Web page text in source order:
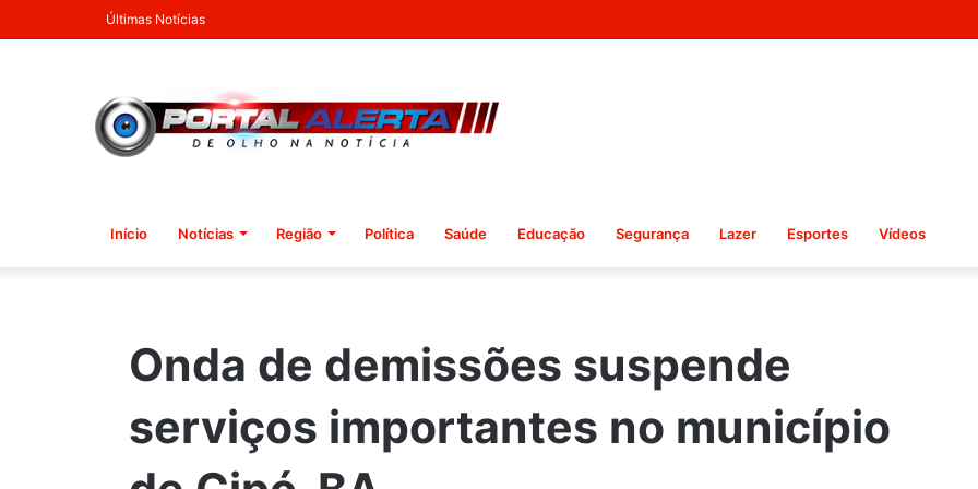
Últimas Notícias
Início Notícias Região Política Saúde Educação Segurança Lazer Esportes Vídeos
Onda de demissões suspende
serviços importantes no município